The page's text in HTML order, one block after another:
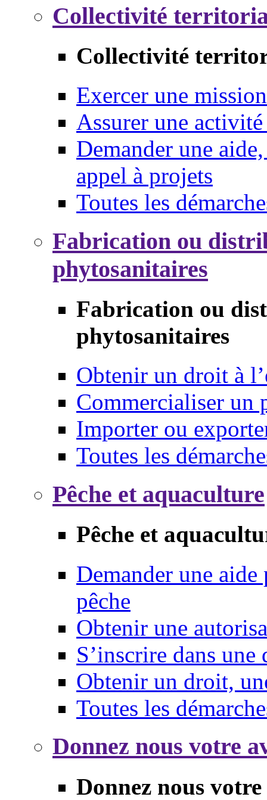
Collectivité
Collectivité
Exercer une mission
Assurer une
Demander une
appel à projets
Toutes les
Fabrication ou
phytosanitaires
Fabrication ou
phytosanitaires
Obtenir un droit à
Commercialiser un
Importer ou
Toutes les
Pêche et aquaculture
Pêche et
Demander une
pêche
Obtenir une
S’inscrire dans une
Obtenir un droit,
Toutes les
Donnez nous votre
Donnez nous